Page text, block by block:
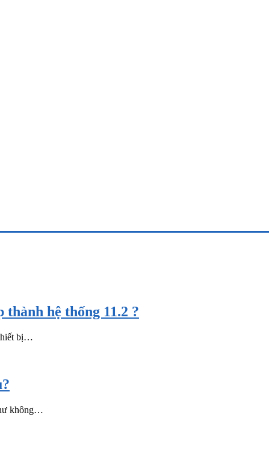
hệ thống 11.2 ?
bị…
không…